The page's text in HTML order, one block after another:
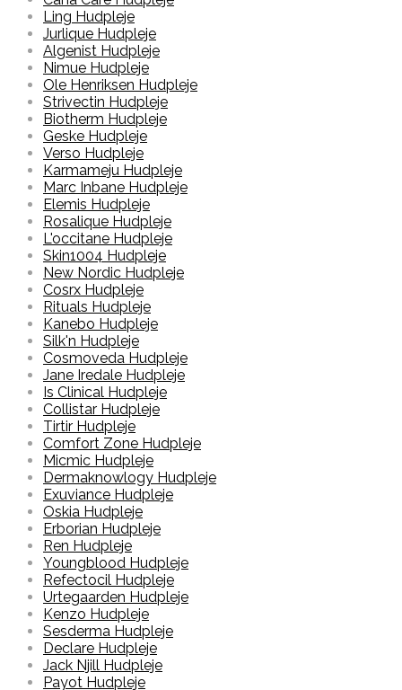
Ling Hudpleje
Jurlique Hudpleje
Algenist Hudpleje
Nimue Hudpleje
Ole Henriksen Hudpleje
Strivectin Hudpleje
Biotherm Hudpleje
Geske Hudpleje
Verso Hudpleje
Karmameju Hudpleje
Marc Inbane Hudpleje
Elemis Hudpleje
Rosalique Hudpleje
L'occitane Hudpleje
Skin1004 Hudpleje
New Nordic Hudpleje
Cosrx Hudpleje
Rituals Hudpleje
Kanebo Hudpleje
Silk'n Hudpleje
Cosmoveda Hudpleje
Jane Iredale Hudpleje
Is Clinical Hudpleje
Collistar Hudpleje
Tirtir Hudpleje
Comfort Zone Hudpleje
Micmic Hudpleje
Dermaknowlogy Hudpleje
Exuviance Hudpleje
Oskia Hudpleje
Erborian Hudpleje
Ren Hudpleje
Youngblood Hudpleje
Refectocil Hudpleje
Urtegaarden Hudpleje
Kenzo Hudpleje
Sesderma Hudpleje
Declare Hudpleje
Jack Njill Hudpleje
Payot Hudpleje